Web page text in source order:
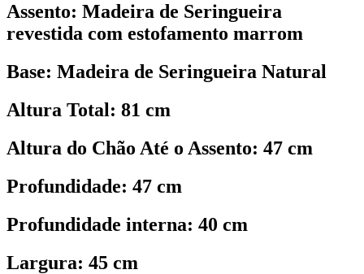
Assento: Madeira de Seringueira
revestida com estofamento marrom
Base: Madeira de Seringueira Natural
Altura Total: 81 cm
Altura do Chão Até o Assento: 47 cm
Profundidade: 47 cm
Profundidade interna: 40 cm
Largura: 45 cm